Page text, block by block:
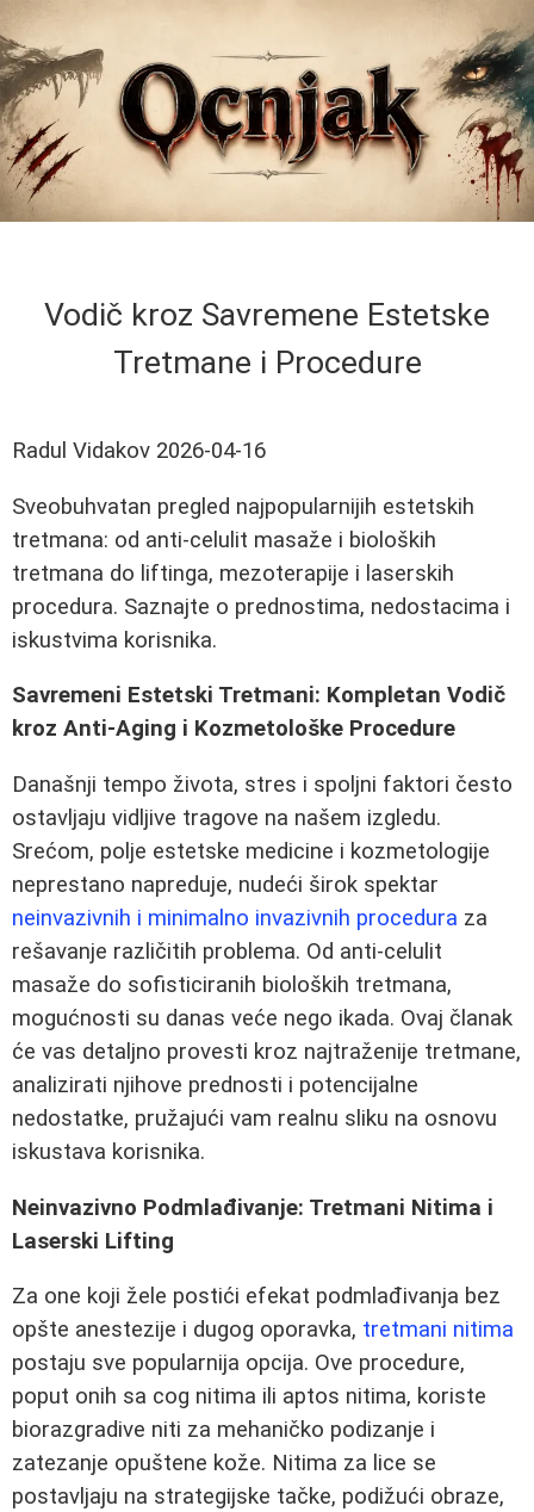
Vodič kroz Savremene Estetske
Tretmane i Procedure
Radul Vidakov 2026-04-16
Sveobuhvatan pregled najpopularnijih estetskih
tretmana: od anti-celulit masaže i bioloških
tretmana do liftinga, mezoterapije i laserskih
procedura. Saznajte o prednostima, nedostacima i
iskustvima korisnika.
Savremeni Estetski Tretmani: Kompletan Vodič
kroz Anti-Aging i Kozmetološke Procedure
Današnji tempo života, stres i spoljni faktori često
ostavljaju vidljive tragove na našem izgledu.
Srećom, polje estetske medicine i kozmetologije
neprestano napreduje, nudeći širok spektar
neinvazivnih i minimalno invazivnih procedura za
rešavanje različitih problema. Od anti-celulit
masaže do sofisticiranih bioloških tretmana,
mogućnosti su danas veće nego ikada. Ovaj članak
će vas detaljno provesti kroz najtraženije tretmane,
analizirati njihove prednosti i potencijalne
nedostatke, pružajući vam realnu sliku na osnovu
iskustava korisnika.
Neinvazivno Podmlađivanje: Tretmani Nitima i
Laserski Lifting
Za one koji žele postići efekat podmlađivanja bez
opšte anestezije i dugog oporavka, tretmani nitima
postaju sve popularnija opcija. Ove procedure,
poput onih sa cog nitima ili aptos nitima, koriste
biorazgradive niti za mehaničko podizanje i
zatezanje opuštene kože. Nitima za lice se
postavljaju na strategijske tačke, podižući obraze,